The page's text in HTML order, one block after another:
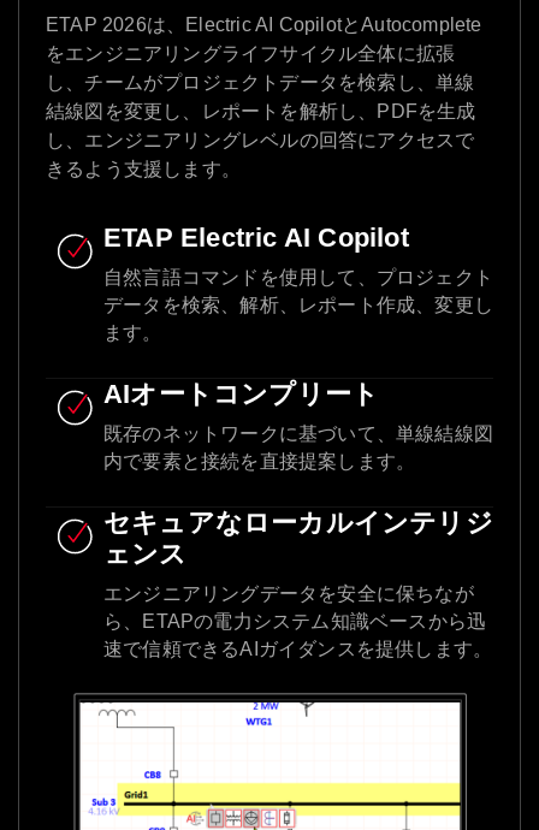
ETAP 2026は、Electric AI CopilotとAutocomplete
をエンジニアリングライフサイクル全体に拡張
し、チームがプロジェクトデータを検索し、単線
結線図を変更し、レポートを解析し、PDFを生成
し、エンジニアリングレベルの回答にアクセスで
きるよう支援します。
ETAP Electric AI Copilot
自然言語コマンドを使用して、プロジェクト
データを検索、解析、レポート作成、変更し
ます。
AIオートコンプリート
既存のネットワークに基づいて、単線結線図
内で要素と接続を直接提案します。
セキュアなローカルインテリジ
ェンス
エンジニアリングデータを安全に保ちなが
ら、ETAPの電力システム知識ベースから迅
速で信頼できるAIガイダンスを提供します。